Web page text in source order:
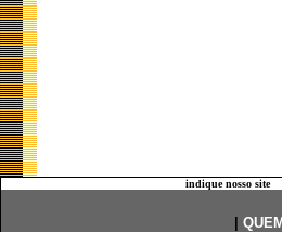
indique nosso site